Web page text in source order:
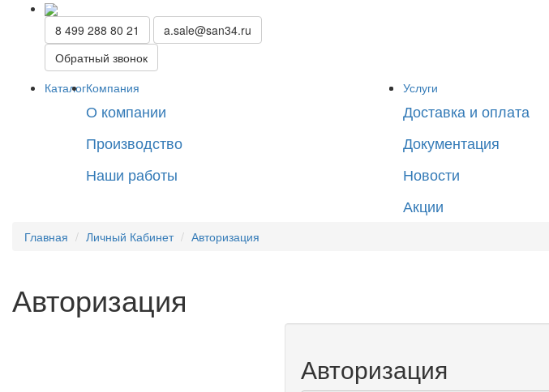
8 499 288 80 21
a.sale@san34.ru
Обратный звонок
КаталогКомпания
О компании
Производство
Наши работы
Услуги
Доставка и оплата
Документация
Новости
Акции
Главная Личный Кабинет Авторизация
Авторизация
Авторизация